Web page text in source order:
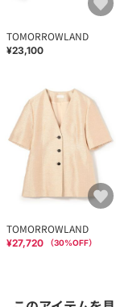
TOMORROWLAND
¥23,100
TOMORROWLAND
¥27,720 （30%OFF）